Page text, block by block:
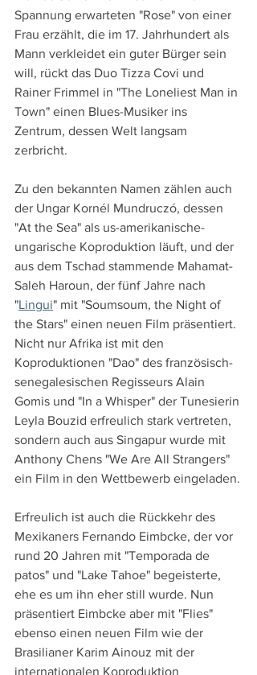
Spannung erwarteten "Rose" von einer
Frau erzählt, die im 17. Jahrhundert als
Mann verkleidet ein guter Bürger sein
will, rückt das Duo Tizza Covi und
Rainer Frimmel in "The Loneliest Man in
Town" einen Blues-Musiker ins
Zentrum, dessen Welt langsam
zerbricht.
Zu den bekannten Namen zählen auch
der Ungar Kornél Mundruczó, dessen
"At the Sea" als us-amerikanische-
ungarische Koproduktion läuft, und der
aus dem Tschad stammende Mahamat-
Saleh Haroun, der fünf Jahre nach
"Lingui" mit "Soumsoum, the Night of
the Stars" einen neuen Film präsentiert.
Nicht nur Afrika ist mit den
Koproduktionen "Dao" des französisch-
senegalesischen Regisseurs Alain
Gomis und "In a Whisper" der Tunesierin
Leyla Bouzid erfreulich stark vertreten,
sondern auch aus Singapur wurde mit
Anthony Chens "We Are All Strangers"
ein Film in den Wettbewerb eingeladen.
Erfreulich ist auch die Rückkehr des
Mexikaners Fernando Eimbcke, der vor
rund 20 Jahren mit "Temporada de
patos" und "Lake Tahoe" begeisterte,
ehe es um ihn eher still wurde. Nun
präsentiert Eimbcke aber mit "Flies"
ebenso einen neuen Film wie der
Brasilianer Karim Ainouz mit der
internationalen Koproduktion